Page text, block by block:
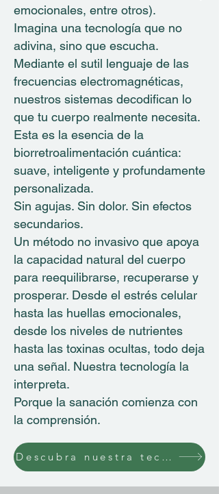
emocionales, entre otros).
Imagina una tecnología que no
adivina, sino que escucha.
Mediante el sutil lenguaje de las
frecuencias electromagnéticas,
nuestros sistemas decodifican lo
que tu cuerpo realmente necesita.
Esta es la esencia de la
biorretroalimentación cuántica:
suave, inteligente y profundamente
personalizada.
Sin agujas. Sin dolor. Sin efectos
secundarios.
Un método no invasivo que apoya
la capacidad natural del cuerpo
para reequilibrarse, recuperarse y
prosperar. Desde el estrés celular
hasta las huellas emocionales,
desde los niveles de nutrientes
hasta las toxinas ocultas, todo deja
una señal. Nuestra tecnología la
interpreta.
Porque la sanación comienza con
la comprensión.
Descubra nuestra tecnología de biorretroalimentación.